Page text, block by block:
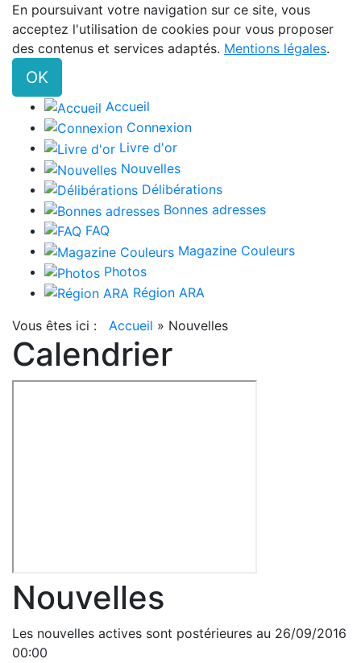
En poursuivant votre navigation sur ce site, vous
acceptez l'utilisation de cookies pour vous proposer
des contenus et services adaptés. Mentions légales.
OK
Accueil
Connexion
Livre d'or
Nouvelles
Délibérations
Bonnes adresses
FAQ
Magazine Couleurs
Photos
Région ARA
Vous êtes ici : Accueil » Nouvelles
Calendrier
Nouvelles
Les nouvelles actives sont postérieures au 26/09/2016
00:00